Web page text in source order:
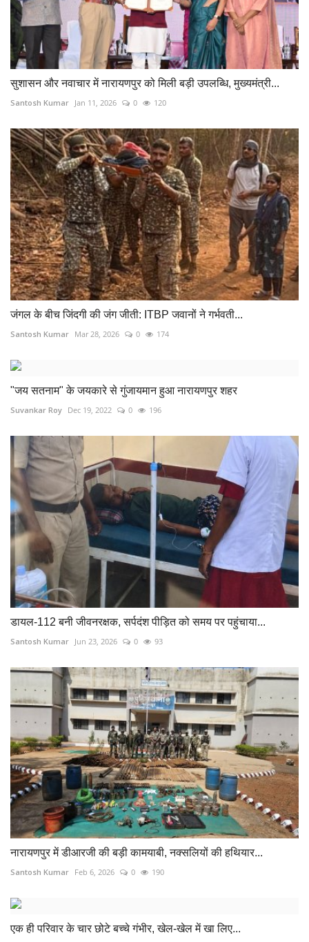
सुशासन और नवाचार में नारायणपुर को मिली बड़ी उपलब्धि, मुख्यमंत्री...
Santosh Kumar Jan 11, 2026 0 120
जंगल के बीच जिंदगी की जंग जीती: ITBP जवानों ने गर्भवती...
Santosh Kumar Mar 28, 2026 0 174
"जय सतनाम" के जयकारे से गुंजायमान हुआ नारायणपुर शहर
Suvankar Roy Dec 19, 2022 0 196
डायल-112 बनी जीवनरक्षक, सर्पदंश पीड़ित को समय पर पहुंचाया...
Santosh Kumar Jun 23, 2026 0 93
नारायणपुर में डीआरजी की बड़ी कामयाबी, नक्सलियों की हथियार...
Santosh Kumar Feb 6, 2026 0 190
एक ही परिवार के चार छोटे बच्चे गंभीर, खेल-खेल में खा लिए...